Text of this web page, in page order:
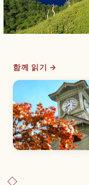
함께 읽기 →